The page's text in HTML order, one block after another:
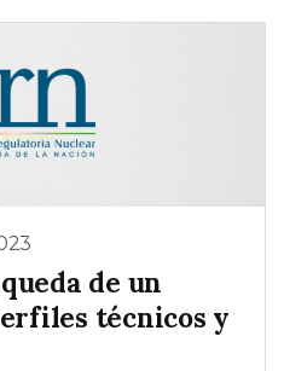
de un
técnicos y